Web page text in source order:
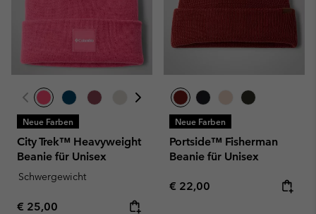
Neue Farben
City Trek™ Heavyweight
Beanie für Unisex
Schwergewicht
Regular price:
€ 25,00
Neue Farben
Portside™ Fisherman
Beanie für Unisex
Regular price:
€ 22,00